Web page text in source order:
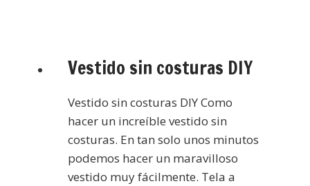
Vestido sin costuras DIY
Vestido sin costuras DIY Como
hacer un increíble vestido sin
costuras. En tan solo unos minutos
podemos hacer un maravilloso
vestido muy fácilmente. Tela a